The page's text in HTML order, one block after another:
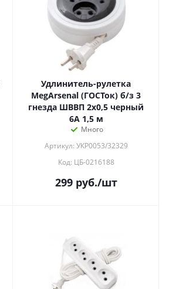
Удлинитель-рулетка
MegArsenal (ГОСТок) б/з 3
гнезда ШВВП 2х0,5 черный
6А 1,5 м
Много
Артикул: УКР0053/32329
Код: ЦБ-0216188
299руб./шт